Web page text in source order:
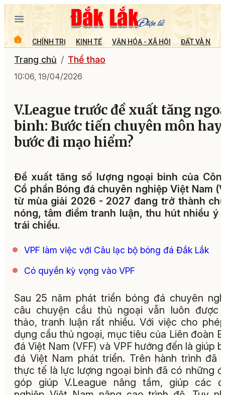
CHÍNH TRỊ KINH TẾ VĂN HÓA - XÃ HỘI ĐẤT VÀ
Trang chủ Thể thao
10:06, 19/04/2026
V.League trước đề xuất tăng
binh: Bước tiến chuyên môn hay
bước đi mạo hiểm?
Đề xuất tăng số lượng ngoại binh của
Cổ phần Bóng đá chuyên nghiệp Việt Nam
từ mùa giải 2026 - 2027 đang trở thành
nóng, tâm điểm tranh luận, thu hút nhiều ý
trái chiều.
VPF làm việc với Câu lạc bộ bóng đá Đắk Lắk
Có quyền kỳ vọng vào VPF
Sau 25 năm phát triển bóng đá chuyên
câu chuyện cầu thủ ngoại vẫn luôn được
thảo, tranh luận rất nhiều. Với việc cho
dụng cầu thủ ngoại, mục tiêu của Liên đoàn
đá Việt Nam (VFF) và VPF hướng đến là giúp
đá Việt Nam phát triển. Trên hành trình đã
thực tế là lực lượng ngoại binh đã có những
góp giúp V.League nâng tầm, giúp các